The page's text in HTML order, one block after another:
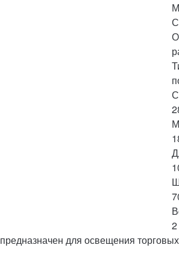
2
предназначен для освещения